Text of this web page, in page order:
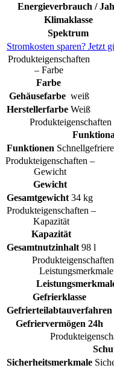
Energieverbrauch /
Klimaklasse
Spektrum
Stromkosten sparen? Jetzt
Produkteigenschaften
– Farbe
Farbe
Gehäusefarbe weiß
Herstellerfarbe Weiß
Funktionen
Produkteigenschaften –
Gewicht
Gewicht
Gesamtgewicht 34 kg
Produkteigenschaften –
Kapazität
Kapazität
Gesamtnutzinhalt 98 l
Leistungsmerkmale
Gefrierklasse
Gefrierteilabtauverfahren
Gefriervermögen 24h
Sicherheitsmerkmale